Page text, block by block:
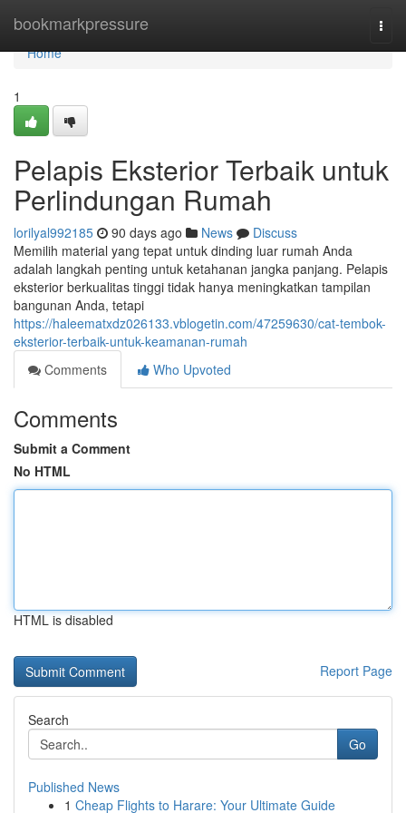
bookmarkpressure
Home
Home
1
Pelapis Eksterior Terbaik untuk
Perlindungan Rumah
lorilyal992185 90 days ago News
Discuss
Memilih material yang tepat untuk dinding luar rumah Anda
adalah langkah penting untuk ketahanan jangka panjang. Pelapis
eksterior berkualitas tinggi tidak hanya meningkatkan tampilan
bangunan Anda, tetapi
https://haleematxdz026133.vblogetin.com/47259630/cat-tembok-
eksterior-terbaik-untuk-keamanan-rumah
Comments
Who Upvoted
Comments
Submit a Comment
No HTML
HTML is disabled
Report Page
Search
Go
Published News
1 Cheap Flights to Harare: Your Ultimate Guide